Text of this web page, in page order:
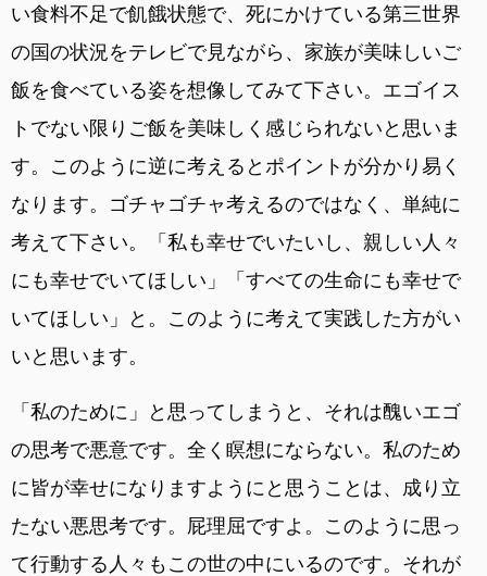
い食料不足で飢餓状態で、死にかけている第三世界
の国の状況をテレビで見ながら、家族が美味しいご
飯を食べている姿を想像してみて下さい。エゴイス
トでない限りご飯を美味しく感じられないと思いま
す。このように逆に考えるとポイントが分かり易く
なります。ゴチャゴチャ考えるのではなく、単純に
考えて下さい。「私も幸せでいたいし、親しい人々
にも幸せでいてほしい」「すべての生命にも幸せで
いてほしい」と。このように考えて実践した方がい
いと思います。
「私のために」と思ってしまうと、それは醜いエゴ
の思考で悪意です。全く瞑想にならない。私のため
に皆が幸せになりますようにと思うことは、成り立
たない悪思考です。屁理屈ですよ。このように思っ
て行動する人々もこの世の中にいるのです。それが